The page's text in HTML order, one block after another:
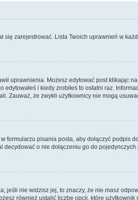
się zarejestrować. Lista Twoich uprawnień w
uprawnienia. Możesz edytować post klikając
i kiedy zrobiłeś to ostatni raz.
Zauważ, że zwykli użytkownicy nie mogą
w formularzu pisania posta, aby dołączyć podpis
o nie dołączeniu go do
jeśli nie widzisz jej, to znaczy, że nie masz
również ustalić liczbę opcji, które użytkownik